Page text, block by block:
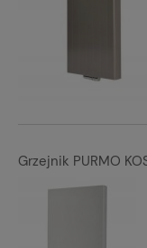
Grzejnik PURMO